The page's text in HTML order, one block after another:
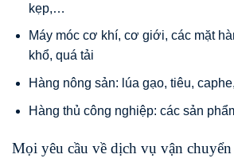
kẹp,…
Máy móc cơ khí, cơ giới, các mặt
khổ, quá tải
Hàng nông sản: lúa gạo, tiêu,
Hàng thủ công nghiệp: các sản
Mọi yêu cầu về dịch vụ vận chuyển